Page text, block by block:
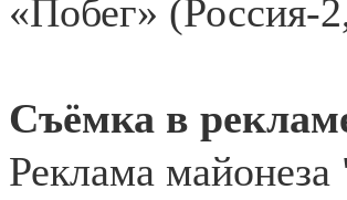
«Побег» (Россия-
Съёмка в
Реклама майонеза